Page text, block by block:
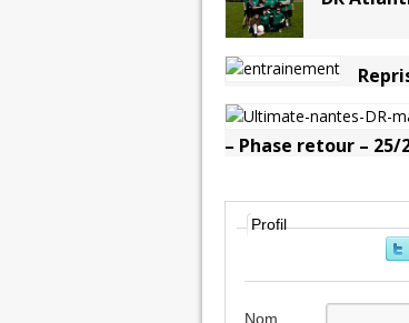
– Phase retour – 25/
Profil
Nom